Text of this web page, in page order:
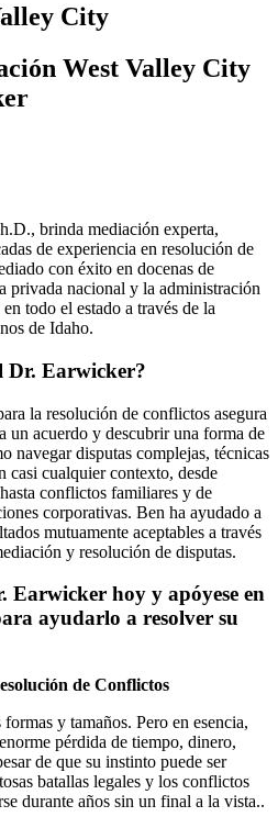
City
West Valley City
brinda mediación experta,
de experiencia en resolución de
con éxito en docenas de
privada nacional y la administración
todo el estado a través de la
de Idaho.
Dr. Earwicker?
la resolución de conflictos asegura
un acuerdo y descubrir una forma de
navegar disputas complejas, técnicas
casi cualquier contexto, desde
conflictos familiares y de
corporativas. Ben ha ayudado a
mutuamente aceptables a través
y resolución de disputas.
Earwicker hoy y apóyese en
ayudarlo a resolver su
de Conflictos
y tamaños. Pero en esencia,
pérdida de tiempo, dinero,
de que su instinto puede ser
batallas legales y los conflictos
durante años sin un final a la vista..